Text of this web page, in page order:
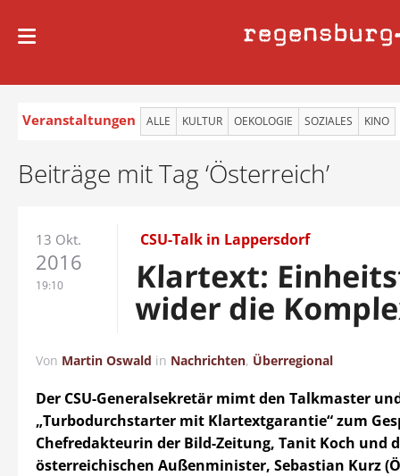
regensburg
Veranstaltungen ALLE KULTUR OEKOLOGIE SOZIALES KINO
Beiträge mit Tag ‘Österreich’
13 Okt.
2016
19:10
CSU-Talk in Lappersdorf
Klartext:
wider die
Von Martin Oswald in Nachrichten, Überregional
Der CSU-Generalsekretär mimt den Talkmaster
„Turbodurchstarter mit Klartextgarantie“ zum
Chefredakteurin der Bild-Zeitung, Tanit Koch und
österreichischen Außenminister, Sebastian Kurz